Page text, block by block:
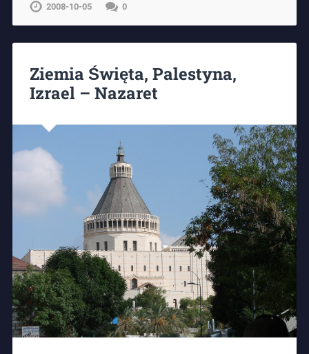
2008-10-05 0
Ziemia Święta, Palestyna,
Izrael – Nazaret